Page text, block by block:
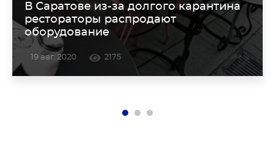
В Саратове из-за долгого карантина
рестораторы распродают
оборудование
19 авг. 2020 2175